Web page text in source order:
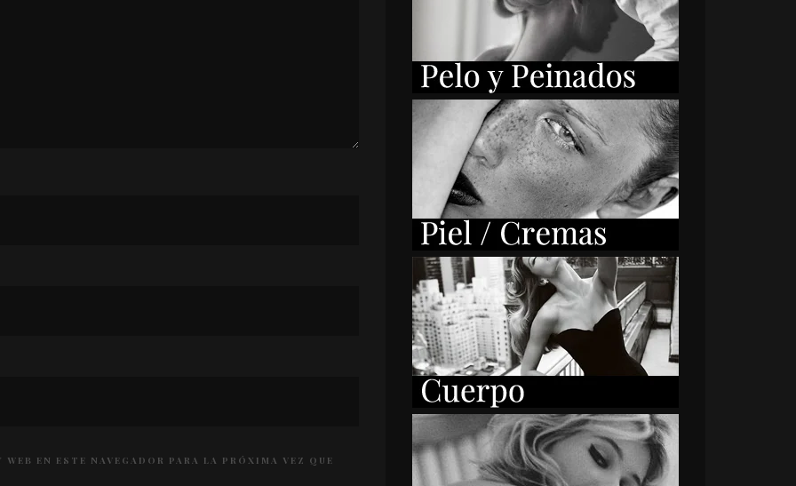
EN ESTE NAVEGADOR PARA LA PRÓXIMA VEZ QUE